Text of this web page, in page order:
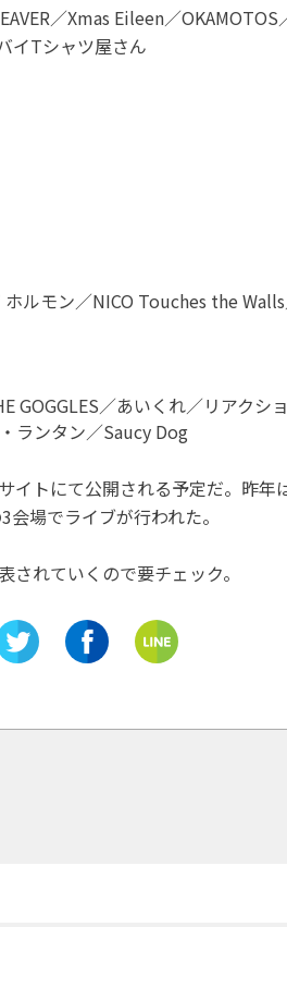
／Xmas Eileen／
イTシャツ屋さん
ホルモン／NICO Touches the
GOGGLES／あいくれ／リアクシ
ランタン／Saucy Dog
イトにて公開される予定だ。昨年
場でライブが行われた。
れていくので要チェック。